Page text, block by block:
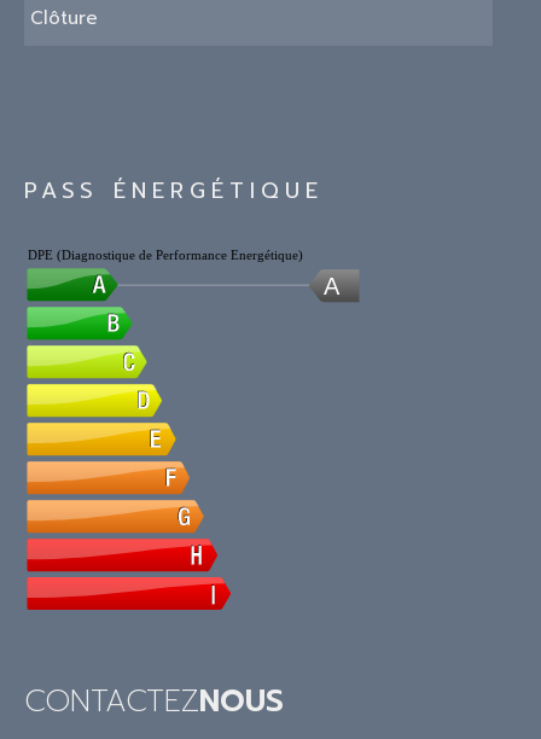
Clôture
PASS ÉNERGÉTIQUE
A
DPE (Diagnostique de Performance Energétique)
CONTACTEZNOUS